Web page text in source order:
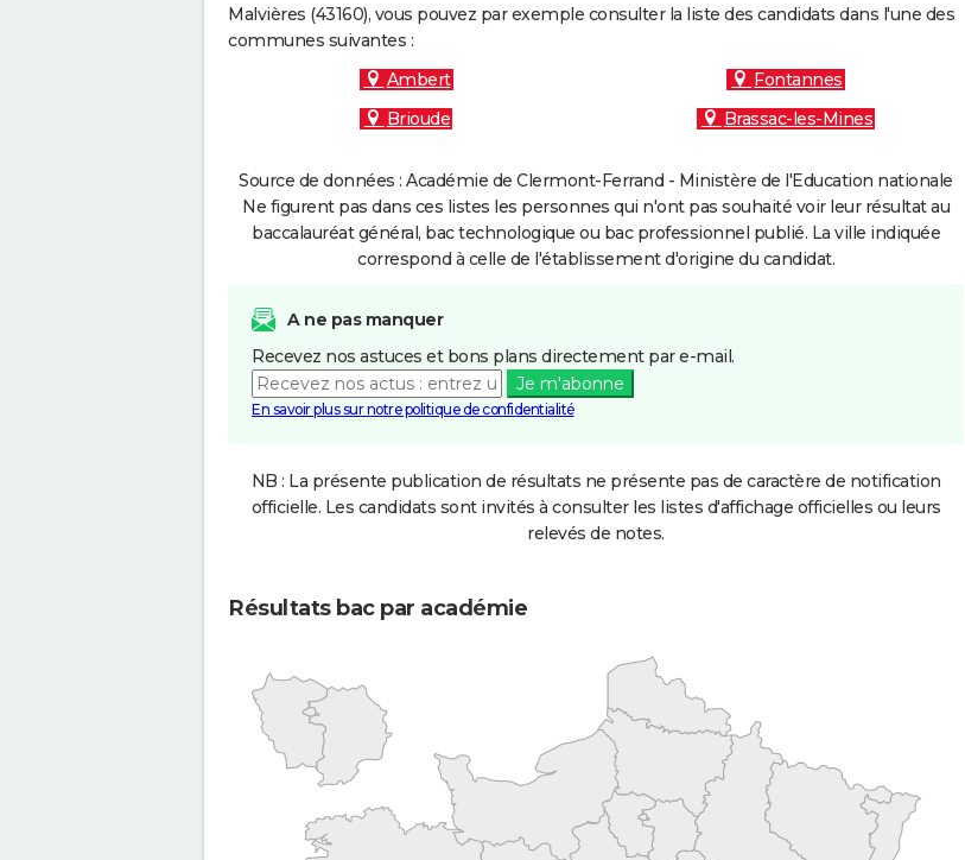
Malvières (43160), vous pouvez par exemple consulter la liste des candidats dans l'une des
communes suivantes :
Ambert
Fontannes
Brioude
Brassac-les-Mines
Source de données : Académie de Clermont-Ferrand - Ministère de l'Education nationale
Ne figurent pas dans ces listes les personnes qui n'ont pas souhaité voir leur résultat au
baccalauréat général, bac technologique ou bac professionnel publié. La ville indiquée
correspond à celle de l'établissement d'origine du candidat.
A ne pas manquer
Recevez nos astuces et bons plans directement par e-mail.
Je m'abonne
En savoir plus sur notre politique de confidentialité
NB : La présente publication de résultats ne présente pas de caractère de notification
officielle. Les candidats sont invités à consulter les listes d'affichage officielles ou leurs
relevés de notes.
Résultats bac par académie